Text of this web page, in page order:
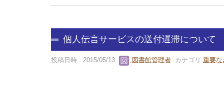
個人伝言サービスの送付遅滞について
投稿日時 : 2015/05/13 図書館管理者 カテゴリ:重要な